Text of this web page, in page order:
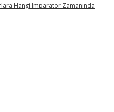
Hangi Imparator Zamanında